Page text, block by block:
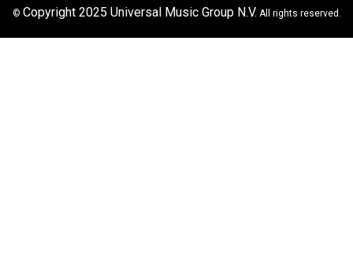
© Copyright 2025 Universal Music Group N.V. All rights reserved.